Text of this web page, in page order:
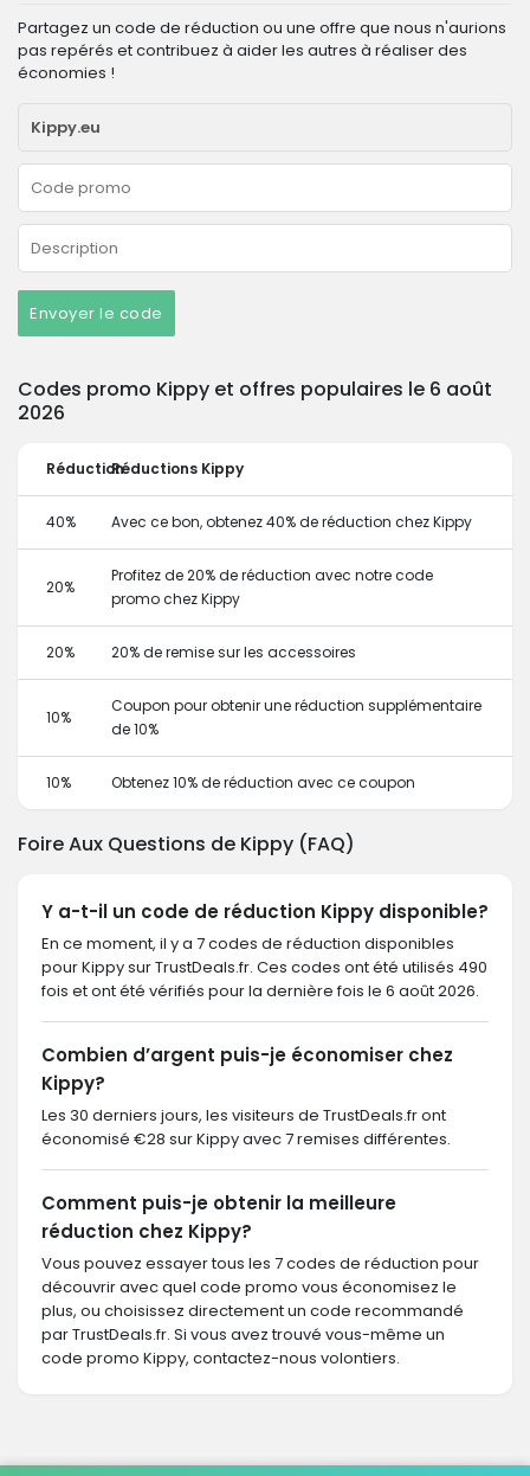
Partagez un code de réduction ou une offre que nous n'aurions
pas repérés et contribuez à aider les autres à réaliser des
économies !
Envoyer le code
Codes promo Kippy et offres populaires le 6 août
2026
RéductionRéductions Kippy
40% Avec ce bon, obtenez 40% de réduction chez Kippy
20%
Profitez de 20% de réduction avec notre code
promo chez Kippy
20% 20% de remise sur les accessoires
10%
Coupon pour obtenir une réduction supplémentaire
de 10%
10% Obtenez 10% de réduction avec ce coupon
Foire Aux Questions de Kippy (FAQ)
Y a-t-il un code de réduction Kippy disponible?
En ce moment, il y a 7 codes de réduction disponibles
pour Kippy sur TrustDeals.fr. Ces codes ont été utilisés 490
fois et ont été vérifiés pour la dernière fois le 6 août 2026.
Combien d’argent puis-je économiser chez
Kippy?
Les 30 derniers jours, les visiteurs de TrustDeals.fr ont
économisé €28 sur Kippy avec 7 remises différentes.
Comment puis-je obtenir la meilleure
réduction chez Kippy?
Vous pouvez essayer tous les 7 codes de réduction pour
découvrir avec quel code promo vous économisez le
plus, ou choisissez directement un code recommandé
par TrustDeals.fr. Si vous avez trouvé vous-même un
code promo Kippy, contactez-nous volontiers.